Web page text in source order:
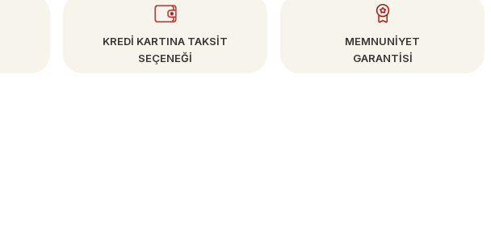
KREDİ KARTINA TAKSİT
SEÇENEĞİ
MEMNUNİYET
GARANTİSİ